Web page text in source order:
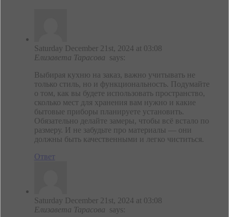
Saturday December 21st, 2024 at 03:08
Елизавета Тарасова says:
Выбирая кухню на заказ, важно учитывать не
только стиль, но и функциональность. Подумайте
о том, как вы будете использовать пространство,
сколько мест для хранения вам нужно и какие
бытовые приборы планируете установить.
Обязательно делайте замеры, чтобы всё встало по
размеру. И не забудьте про материалы — они
должны быть качественными и легко чиститься.
Ответ
Saturday December 21st, 2024 at 03:08
Елизавета Тарасова says: